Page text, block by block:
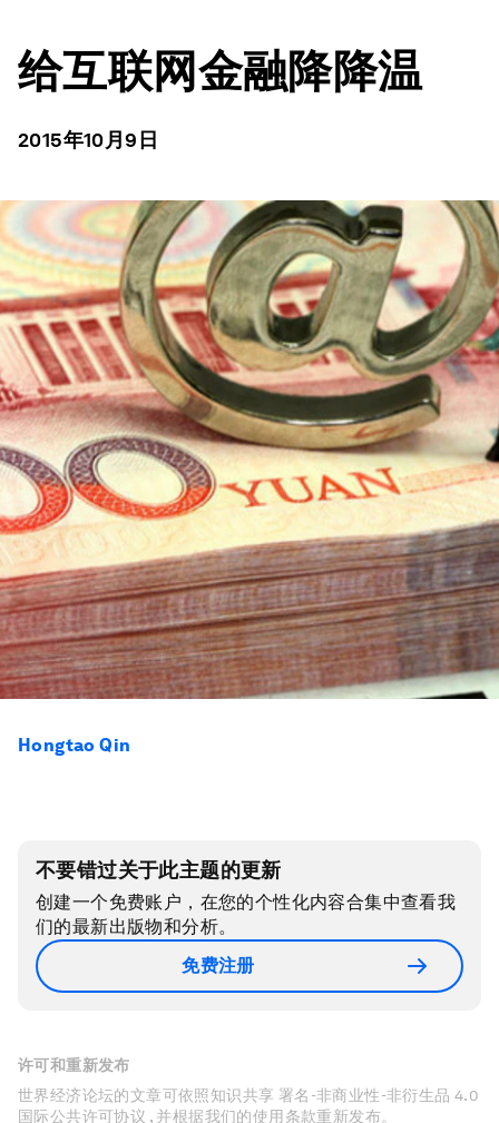
给互联网金融降降温
2015年10月9日
Hongtao Qin
不要错过关于此主题的更新
创建一个免费账户，在您的个性化内容合集中查看我
们的最新出版物和分析。
免费注册
许可和重新发布
世界经济论坛的文章可依照知识共享 署名-非商业性-非衍生品 4.0
国际公共许可协议 , 并根据我们的使用条款重新发布。